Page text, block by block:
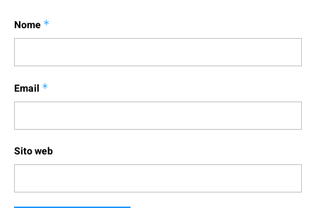
Nome *
Email *
Sito web